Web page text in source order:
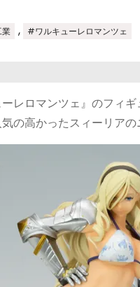
, #ワルキューレロマンツェ
レロマンツェ』のフィ
の高かったスィーリアの